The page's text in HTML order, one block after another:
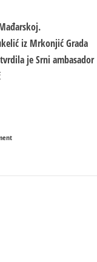
iz Mrkonjić Grada
je Srni ambasador
on
Ambasador